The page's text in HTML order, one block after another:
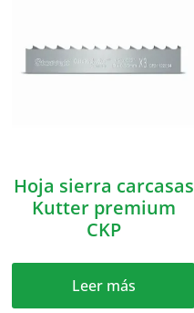
Hoja sierra carcasas
Kutter premium
CKP
Leer más